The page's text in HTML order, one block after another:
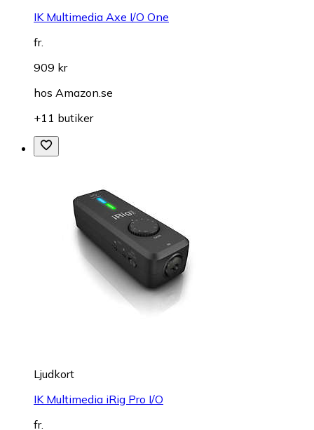
IK Multimedia Axe I/O One
fr.
909 kr
hos Amazon.se
+11 butiker
Ljudkort
IK Multimedia iRig Pro I/O
fr.